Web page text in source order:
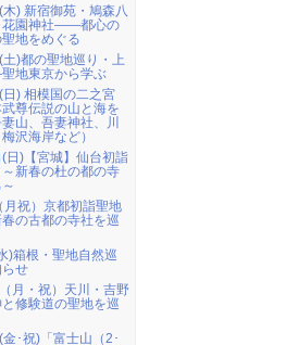
) 新宿御苑・鳩森八
花園神社――都心の
地をめぐる
)都の聖地巡り・上
地東京から学ぶ
) 相模国の二之宮
武尊伝説の山と海を
山、吾妻神社、川
沢海岸など）
(日)【宮城】仙台初詣
新春の杜の都の寺
月祝）京都初詣聖地
の古都の寺社を巡
)箱根・聖地自然巡
らせ
月・祝）天川・吉野
修験道の聖地を巡
･祝)「富士山（2･